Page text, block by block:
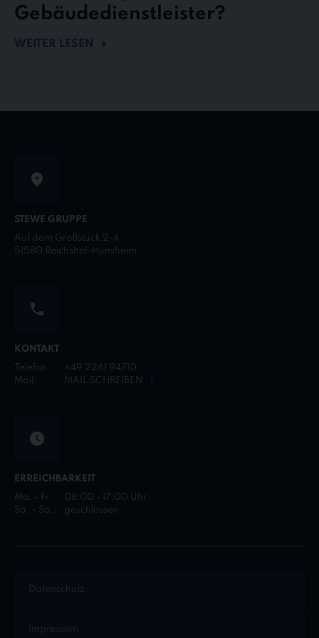
Gebäudedienstleister?
WEITER LESEN
STEWE GRUPPE
Auf dem Großstück 2-4
51580 Reichshof-Hunsheim
KONTAKT
Telefon:
+49 2261 94710
Mail:
MAIL SCHREIBEN
ERREICHBARKEIT
Mo. - Fr.:
08:00 - 17:00 Uhr
Sa. - So.:
geschlossen
Datenschutz
Impressum